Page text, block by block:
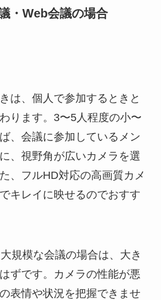
・Web会議の場合
は、個人で参加するときと
ります。3〜5人程度の小〜
、会議に参加しているメン
、視野角が広いカメラを選
、フルHD対応の高画質カメ
キレイに映せるのでおすす
規模な会議の場合は、大き
ずです。カメラの性能が悪
表情や状況を把握できませ